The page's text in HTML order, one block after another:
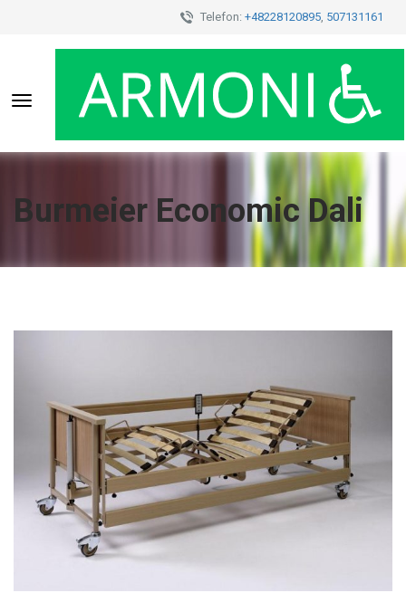
Telefon: +48228120895, 507131161
Toggle
navigation
Burmeier Economic Dali